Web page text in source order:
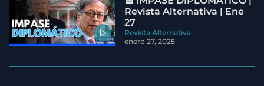
Revista Alternativa | Ene
27
Revista Alternativa
enero 27, 2025